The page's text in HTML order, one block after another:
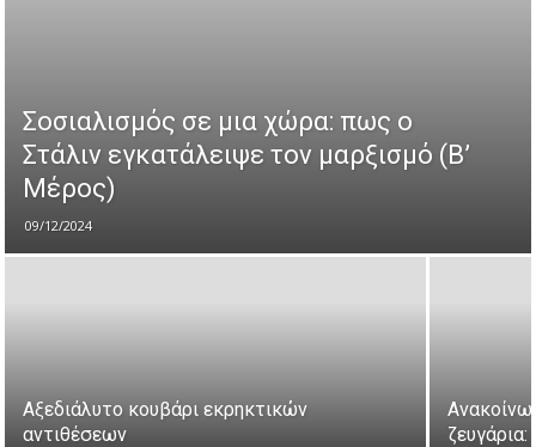
Σοσιαλισμός σε μια χώρα: πως ο
Στάλιν εγκατάλειψε τον μαρξισμό (Β’
Μέρος)
09/12/2024
Αξεδιάλυτο κουβάρι εκρηκτικών
αντιθέσεων